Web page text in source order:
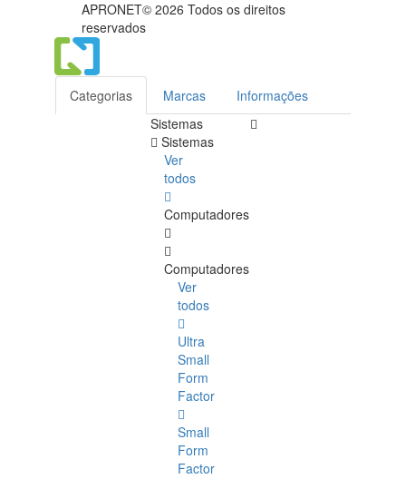
APRONET© 2026 Todos os direitos
reservados
Categorias Marcas
Informações
Sistemas
Sistemas
Ver
todos
Computadores
Computadores
Ver
todos
Ultra
Small
Form
Factor
Small
Form
Factor